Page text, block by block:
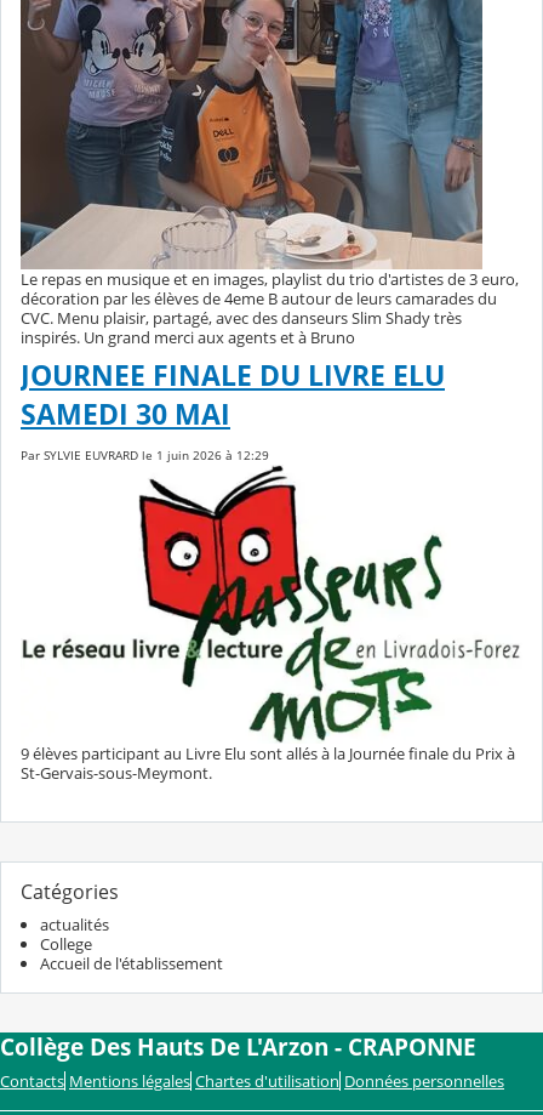
Le repas en musique et en images, playlist du trio d'artistes de 3 euro,
décoration par les élèves de 4eme B autour de leurs camarades du
CVC. Menu plaisir, partagé, avec des danseurs Slim Shady très
inspirés. Un grand merci aux agents et à Bruno
JOURNEE FINALE DU LIVRE ELU
SAMEDI 30 MAI
Par SYLVIE EUVRARD le 1 juin 2026 à 12:29
9 élèves participant au Livre Elu sont allés à la Journée finale du Prix à
St-Gervais-sous-Meymont.
Catégories
actualités
College
Accueil de l'établissement
Collège Des Hauts De L'Arzon - CRAPONNE
Contacts Mentions légales Chartes d'utilisation Données personnelles